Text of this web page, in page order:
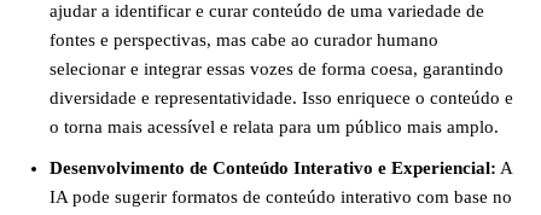
ajudar a identificar e curar conteúdo de uma variedade de
fontes e perspectivas, mas cabe ao curador humano
selecionar e integrar essas vozes de forma coesa, garantindo
diversidade e representatividade. Isso enriquece o conteúdo e
o torna mais acessível e relata para um público mais amplo.
Desenvolvimento de Conteúdo Interativo e Experiencial: A
IA pode sugerir formatos de conteúdo interativo com base no